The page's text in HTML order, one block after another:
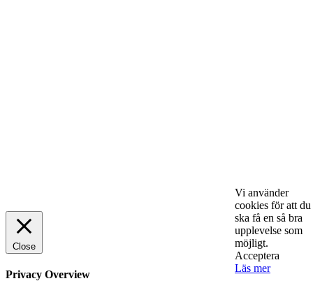
© 2025 StartUp Media. All Rights Reserved.Vi använder
cookies för att du
ska få en så bra
upplevelse som
möjligt.
Acceptera
Läs mer
Close
Privacy Overview